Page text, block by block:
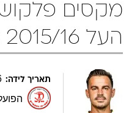
מקסים
העל 2015/16 כדורגל
תאריך לידה: